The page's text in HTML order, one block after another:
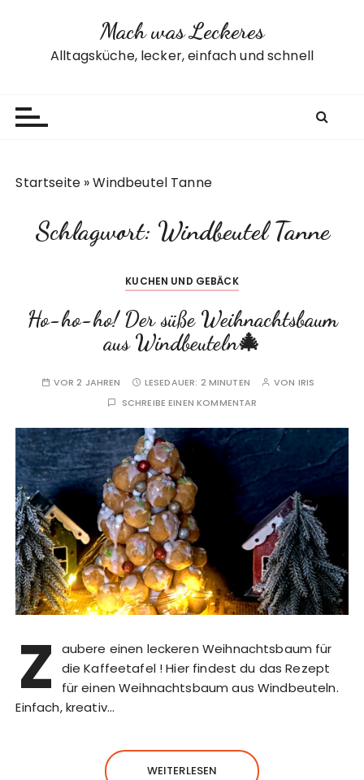
Mach was Leckeres
Alltagsküche, lecker, einfach und schnell
Startseite »Windbeutel Tanne
Schlagwort: Windbeutel Tanne
KUCHEN UND GEBÄCK
Ho-ho-ho! Der süße Weihnachtsbaum
aus Windbeuteln🎄
VOR 2 JAHREN LESEDAUER: 2 MINUTEN VON IRIS
SCHREIBE EINEN KOMMENTAR
Z
aubere einen leckeren Weihnachtsbaum für
die Kaffeetafel ! Hier findest du das Rezept
für einen Weihnachtsbaum aus Windbeuteln.
Einfach, kreativ…
WEITERLESEN